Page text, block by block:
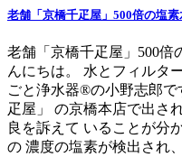
老舗「京橋千疋屋」500倍の塩
老舗「京橋千疋屋」500倍
んにちは。 水とフィルタ
ごと浄水器®の小野志郎
疋屋」 の京橋本店で出さ
良を訴えて いることが分
の 濃度の塩素が検出され